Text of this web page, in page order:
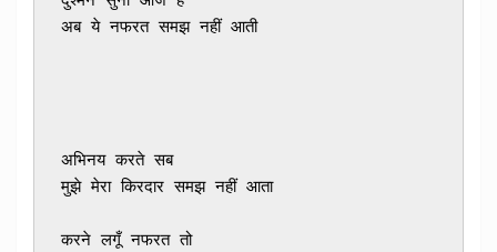
अब ये नफरत समझ नहीं आती
अभिनय करते सब
मुझे मेरा किरदार समझ नहीं आता
करने लगूँ नफरत तो